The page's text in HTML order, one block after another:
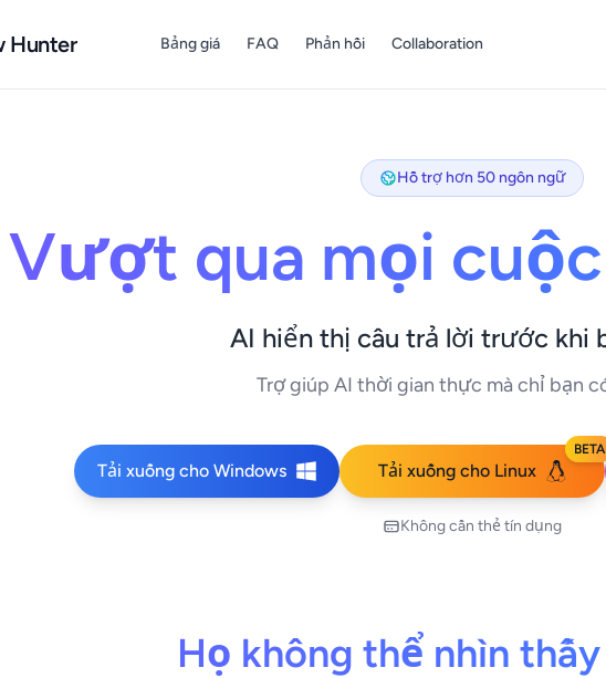
Hunter Bảng giá FAQ Phản hồi Collaboration
Hỗ trợ hơn 50 ngôn ngữ
Vượt qua mọi
AI hiển thị câu trả lời trước khi
Trợ giúp AI thời gian thực mà chỉ bạn
Tải xuống cho Windows Tải xuống cho Linux
BETA
Không cần thẻ tín dụng
Họ không thể nhìn